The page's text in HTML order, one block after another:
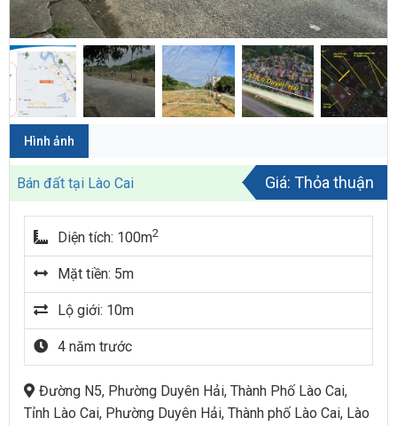
Hình ảnh
Bán đất tại Lào Cai Giá: Thỏa thuận
Diện tích: 100m2
Mặt tiền: 5m
Lộ giới: 10m
4 năm trước
Đường N5, Phường Duyên Hải, Thành Phố Lào Cai,
Tỉnh Lào Cai, Phường Duyên Hải, Thành phố Lào Cai, Lào